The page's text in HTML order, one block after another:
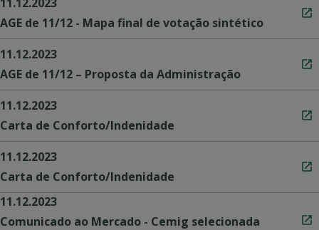
AGE de 11/12 - Mapa final de votação sintético
11.12.2023
AGE de 11/12 – Proposta da Administração
11.12.2023
Carta de Conforto/Indenidade
11.12.2023
Carta de Conforto/Indenidade
11.12.2023
Comunicado ao Mercado - Cemig selecionada